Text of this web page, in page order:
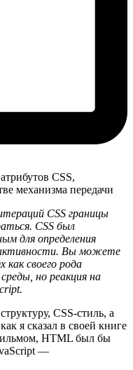
CSS границы
CSS был
для определения
Вы можете
как своего рода
но реакция на
CSS-стиль, а
я сказал в своей книге
HTML был бы
—